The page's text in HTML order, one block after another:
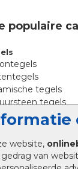
website,
van
populaire
tegels
tegels